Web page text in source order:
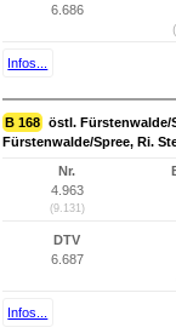
6.686
Infos...
B 168 östl. Fürstenwalde/
Fürstenwalde/Spree, Ri.
Nr.
4.963
(9.131)
DTV
6.687
Infos...